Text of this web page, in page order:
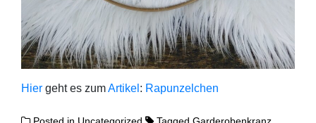
Hier geht es zumArti­kel : Rapun­zel­chen
Posted in Uncategorized TaggedGarderobenkranz